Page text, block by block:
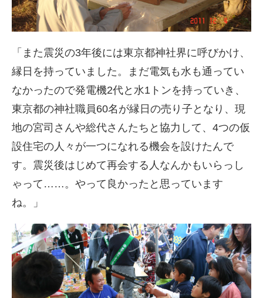
「また震災の3年後には東京都神社界に呼びかけ、
縁日を持っていました。まだ電気も水も通ってい
なかったので発電機2代と水1トンを持っていき、
東京都の神社職員60名が縁日の売り子となり、現
地の宮司さんや総代さんたちと協力して、4つの仮
設住宅の人々が一つになれる機会を設けたんで
す。震災後はじめて再会する人なんかもいらっし
ゃって……。やって良かったと思っています
ね。」